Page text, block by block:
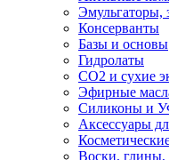
Эмульгаторы,
Консерванты
Базы и основы
Гидролаты
СО2 и сухие
Эфирные
Силиконы и
Аксессуары
Воски,